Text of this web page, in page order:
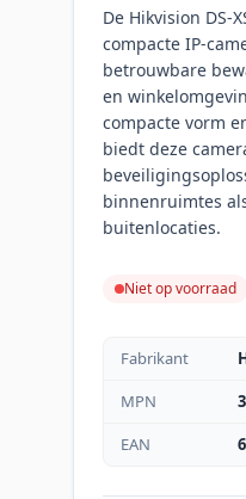
De Hikvision DS-
compacte IP-
betrouwbare
en
compacte vorm
biedt deze
binnenruimtes
buitenlocaties.
Niet op voorraad
Fabrikant
MPN
EAN